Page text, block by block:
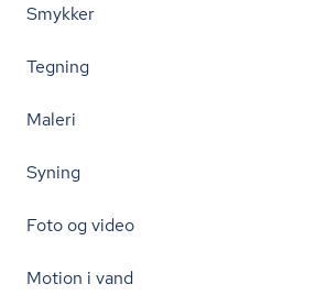
Smykker
Tegning
Maleri
Syning
Foto og video
Motion i vand